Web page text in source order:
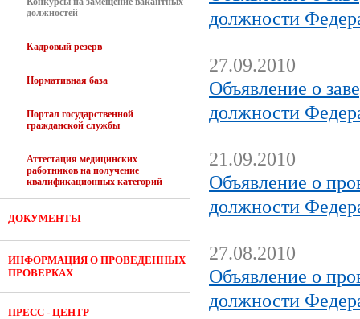
должностей
Кадровый резерв
Нормативная база
Портал государственной
гражданской службы
Аттестация медицинских
работников на получение
квалификационных категорий
ДОКУМЕНТЫ
ИНФОРМАЦИЯ О ПРОВЕДЕННЫХ
ПРОВЕРКАХ
ПРЕСС - ЦЕНТР
должности
27.09.2010
Объявление о
должности
21.09.2010
Объявление о
должности
27.08.2010
Объявление о
должности